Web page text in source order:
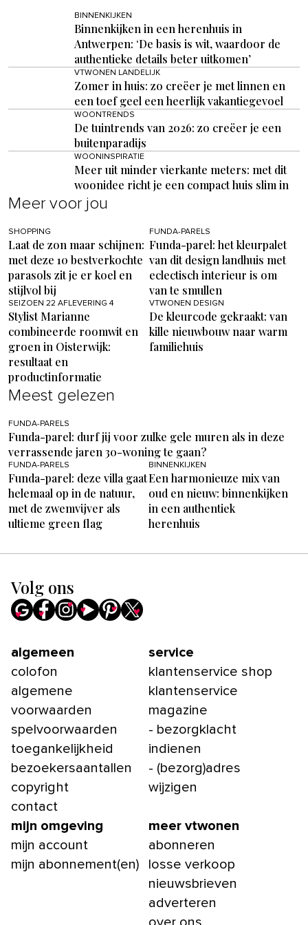
BINNENKIJKEN
Binnenkijken in een herenhuis in
Antwerpen: ‘De basis is wit, waardoor de
authentieke details beter uitkomen’
VTWONEN LANDELIJK
Zomer in huis: zo creëer je met linnen en
een toef geel een heerlijk vakantiegevoel
WOONTRENDS
De tuintrends van 2026: zo creëer je een
buitenparadijs
WOONINSPIRATIE
Meer uit minder vierkante meters: met dit
woonidee richt je een compact huis slim in
Meer voor jou
SHOPPING
Laat de zon maar schijnen:
met deze 10 bestverkochte
parasols zit je er koel en
stijlvol bij
FUNDA-PARELS
Funda-parel: het kleurpalet
van dit design landhuis met
eclectisch interieur is om
van te smullen
SEIZOEN 22 AFLEVERING 4
Stylist Marianne
combineerde roomwit en
groen in Oisterwijk:
resultaat en
productinformatie
VTWONEN DESIGN
De kleurcode gekraakt: van
kille nieuwbouw naar warm
familiehuis
Meest gelezen
FUNDA-PARELS
Funda-parel: durf jij voor zulke gele muren als in deze
verrassende jaren 30-woning te gaan?
FUNDA-PARELS
Funda-parel: deze villa gaat
helemaal op in de natuur,
met de zwemvijver als
ultieme green flag
BINNENKIJKEN
Een harmonieuze mix van
oud en nieuw: binnenkijken
in een authentiek
herenhuis
Volg ons
algemeen
colofon
algemene
voorwaarden
spelvoorwaarden
toegankelijkheid
bezoekersaantallen
copyright
contact
service
klantenservice shop
klantenservice
magazine
- bezorgklacht
indienen
- (bezorg)adres
wijzigen
mijn omgeving
mijn account
mijn abonnement(en)
meer vtwonen
abonneren
losse verkoop
nieuwsbrieven
adverteren
over ons